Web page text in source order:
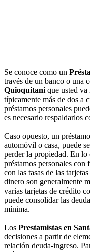
Se conoce como un
través de un banco o una
Quioquitani que usted va
típicamente más de dos a
préstamos personales
es necesario respaldarlos
Caso opuesto, un
automóvil o casa, puede
perder la propiedad. En lo
préstamos personales con
con las tasas de las
dinero son generalmente
varias tarjetas de crédito
puede consolidar las
mínima.
Los Prestamistas en
decisiones a partir de
relación deuda-ingreso.